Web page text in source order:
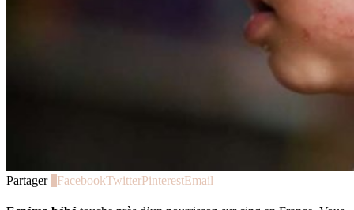
Partager FacebookTwitterPinterestEmail